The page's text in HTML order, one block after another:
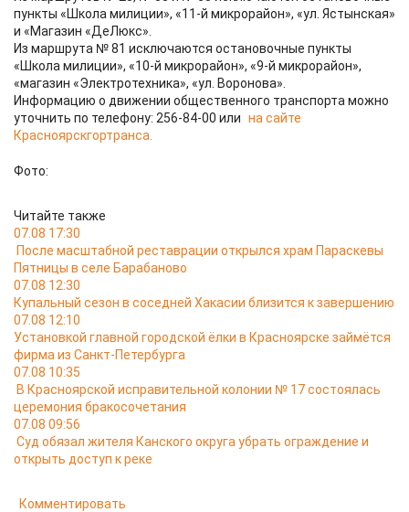
пункты «Школа милиции», «11-й микрорайон», «ул. Ястынская»
и «Магазин «ДеЛюкс».
Из маршрута № 81 исключаются остановочные пункты
«Школа милиции», «10-й микрорайон», «9-й микрорайон»,
«магазин «Электротехника», «ул. Воронова».
Информацию о движении общественного транспорта можно
уточнить по телефону: 256-84-00 или на сайте
Красноярскгортранса.
Фото:
Читайте также
07.08 17:30
После масштабной реставрации открылся храм Параскевы
Пятницы в селе Барабаново
07.08 12:30
Купальный сезон в соседней Хакасии близится к завершению
07.08 12:10
Установкой главной городской ёлки в Красноярске займётся
фирма из Санкт-Петербурга
07.08 10:35
В Красноярской исправительной колонии № 17 состоялась
церемония бракосочетания
07.08 09:56
Суд обязал жителя Канского округа убрать ограждение и
открыть доступ к реке
Комментировать